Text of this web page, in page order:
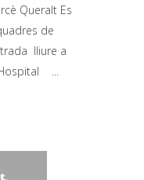
Queralt Es
de
lliure a
...